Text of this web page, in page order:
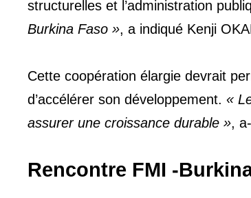
structurelles et l’administration
Burkina Faso », a indiqué Kenji
Cette coopération élargie devrait
d’accélérer son développement. «
assurer une croissance durable »,
Rencontre FMI -